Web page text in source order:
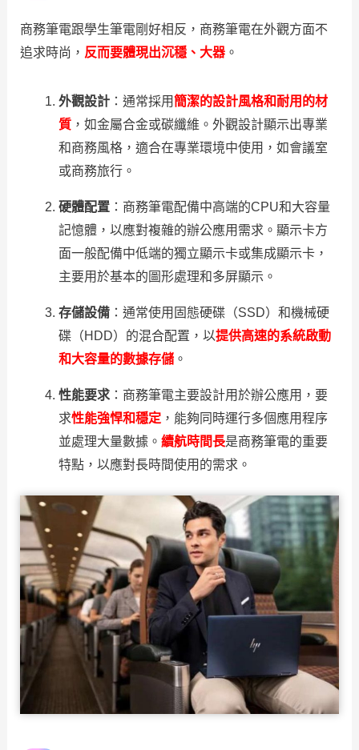
商務筆電跟學生筆電剛好相反，商務筆電在外觀方面不
追求時尚， 反而要體現出沉穩、大器。
外觀設計：通常採用簡潔的設計風格和耐用的材
質，如金屬合金或碳纖維。外觀設計顯示出專業
和商務風格，適合在專業環境中使用，如會議室
或商務旅行。
硬體配置：商務筆電配備中高端的CPU和大容量
記憶體，以應對複雜的辦公應用需求。顯示卡方
面一般配備中低端的獨立顯示卡或集成顯示卡，
主要用於基本的圖形處理和多屏顯示。
存儲設備：通常使用固態硬碟（SSD）和機械硬
碟（HDD）的混合配置，以提供高速的系統啟動
和大容量的數據存儲。
性能要求：商務筆電主要設計用於辦公應用，要
求性能強悍和穩定，能夠同時運行多個應用程序
並處理大量數據。 續航時間長是商務筆電的重要
特點，以應對長時間使用的需求。